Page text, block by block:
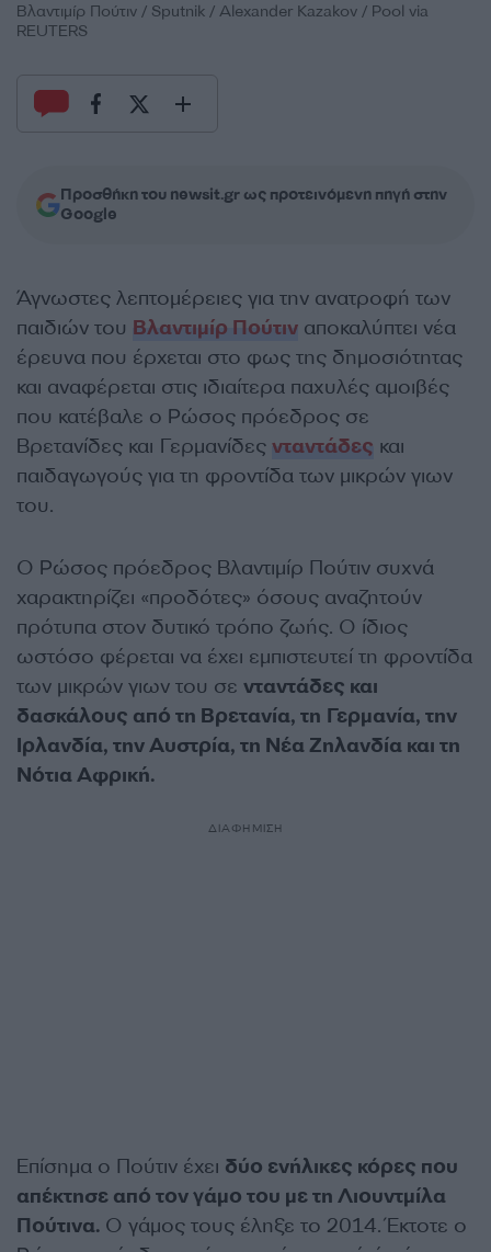
Βλαντιμίρ Πούτιν / Sputnik / Alexander Kazakov / Pool via
REUTERS
Προσθήκη του newsit.gr ως προτεινόμενη πηγή στην
Google
Άγνωστες λεπτομέρειες για την ανατροφή των
παιδιών του Βλαντιμίρ Πούτιν αποκαλύπτει νέα
έρευνα που έρχεται στο φως της δημοσιότητας
και αναφέρεται στις ιδιαίτερα παχυλές αμοιβές
που κατέβαλε ο Ρώσος πρόεδρος σε
Βρετανίδες και Γερμανίδες νταντάδες και
παιδαγωγούς για τη φροντίδα των μικρών γιων
του.
Ο Ρώσος πρόεδρος Βλαντιμίρ Πούτιν συχνά
χαρακτηρίζει «προδότες» όσους αναζητούν
πρότυπα στον δυτικό τρόπο ζωής. Ο ίδιος
ωστόσο φέρεται να έχει εμπιστευτεί τη φροντίδα
των μικρών γιων του σε νταντάδες και
δασκάλους από τη Βρετανία, τη Γερμανία, την
Ιρλανδία, την Αυστρία, τη Νέα Ζηλανδία και τη
Νότια Αφρική.
ΔΙΑΦΗΜΙΣΗ
Επίσημα ο Πούτιν έχει δύο ενήλικες κόρες που
απέκτησε από τον γάμο του με τη Λιουντμίλα
Πούτινα. Ο γάμος τους έληξε το 2014. Έκτοτε ο